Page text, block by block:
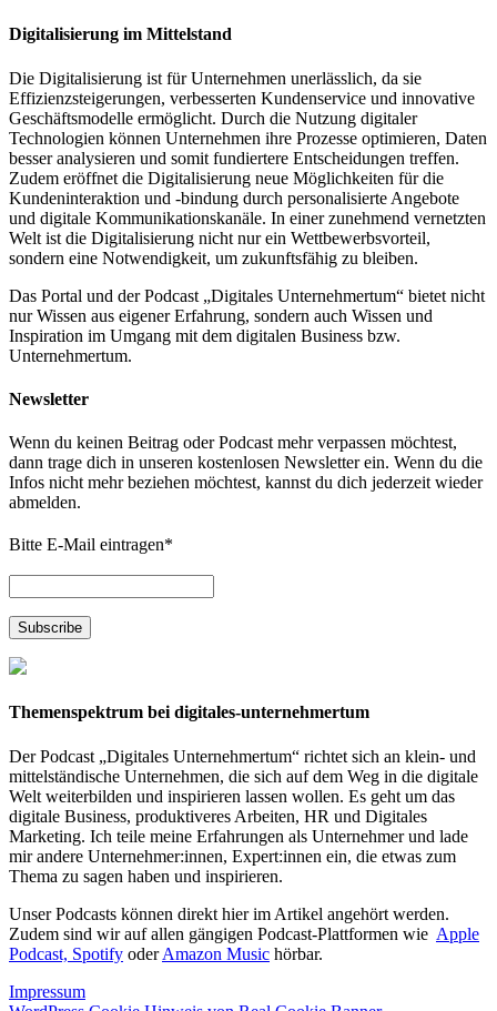
Digitalisierung im Mittelstand
Die Digitalisierung ist für Unternehmen unerlässlich, da sie
Effizienzsteigerungen, verbesserten Kundenservice und innovative
Geschäftsmodelle ermöglicht. Durch die Nutzung digitaler
Technologien können Unternehmen ihre Prozesse optimieren, Daten
besser analysieren und somit fundiertere Entscheidungen treffen.
Zudem eröffnet die Digitalisierung neue Möglichkeiten für die
Kundeninteraktion und -bindung durch personalisierte Angebote
und digitale Kommunikationskanäle. In einer zunehmend vernetzten
Welt ist die Digitalisierung nicht nur ein Wettbewerbsvorteil,
sondern eine Notwendigkeit, um zukunftsfähig zu bleiben.
Das Portal und der Podcast „Digitales Unternehmertum“ bietet nicht
nur Wissen aus eigener Erfahrung, sondern auch Wissen und
Inspiration im Umgang mit dem digitalen Business bzw.
Unternehmertum.
Newsletter
Wenn du keinen Beitrag oder Podcast mehr verpassen möchtest,
dann trage dich in unseren kostenlosen Newsletter ein. Wenn du die
Infos nicht mehr beziehen möchtest, kannst du dich jederzeit wieder
abmelden.
Bitte E-Mail eintragen*
Themenspektrum bei digitales-unternehmertum
Der Podcast „Digitales Unternehmertum“ richtet sich an klein- und
mittelständische Unternehmen, die sich auf dem Weg in die digitale
Welt weiterbilden und inspirieren lassen wollen. Es geht um das
digitale Business, produktiveres Arbeiten, HR und Digitales
Marketing. Ich teile meine Erfahrungen als Unternehmer und lade
mir andere Unternehmer:innen, Expert:innen ein, die etwas zum
Thema zu sagen haben und inspirieren.
Unser Podcasts können direkt hier im Artikel angehört werden.
Zudem sind wir auf allen gängigen Podcast-Plattformen wie Apple
Podcast, Spotify oderAmazon Music hörbar.
Impressum